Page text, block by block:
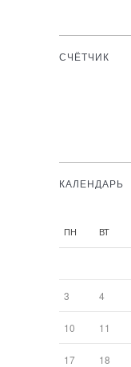
СЧЁТЧИК
КАЛЕНДАРЬ
ПН ВТ
3 4
10 11
17 18